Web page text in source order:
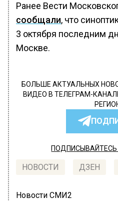
Ранее Вести
сообщали, что
3 октября последним
Москве.
БОЛЬШЕ АКТУАЛЬНЫХ
ВИДЕО В ТЕЛЕГРАМ-
ПОДПИСЫВАЙТЕСЬ
НОВОСТИ ДЗЕН
Новости СМИ2